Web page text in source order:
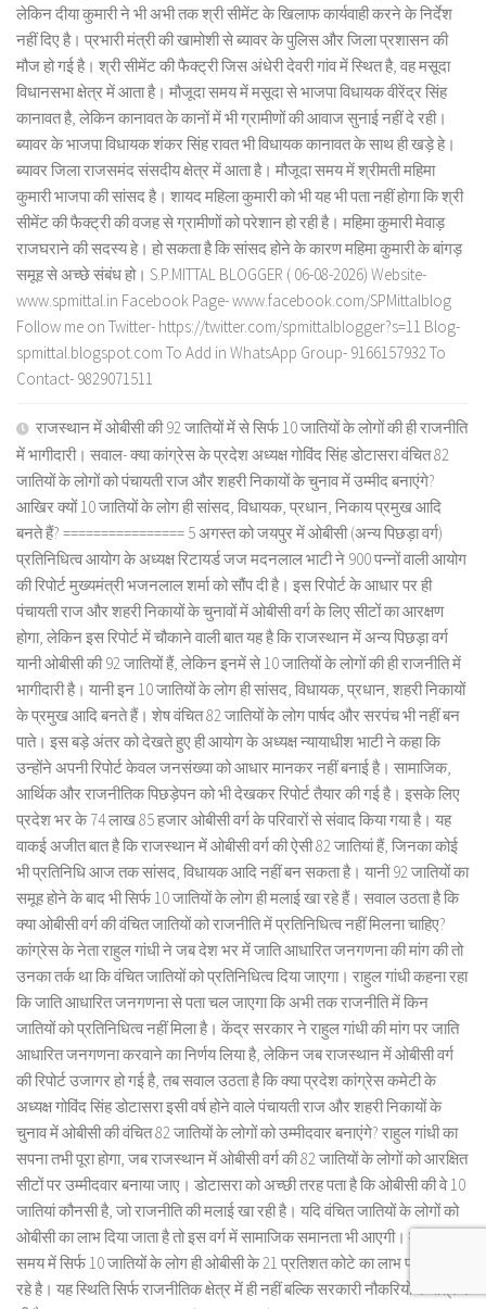
लेकिन दीया कुमारी ने भी अभी तक श्री सीमेंट के खिलाफ कार्यवाही करने के निर्देश
नहीं दिए है। प्रभारी मंत्री की खामोशी से ब्यावर के पुलिस और जिला प्रशासन की
मौज हो गई है। श्री सीमेंट की फैक्ट्री जिस अंधेरी देवरी गांव में स्थित है, वह मसूदा
विधानसभा क्षेत्र में आता है। मौजूदा समय में मसूदा से भाजपा विधायक वीरेंद्र सिंह
कानावत है, लेकिन कानावत के कानों में भी ग्रामीणों की आवाज सुनाई नहीं दे रही।
ब्यावर के भाजपा विधायक शंकर सिंह रावत भी विधायक कानावत के साथ ही खड़े हे।
ब्यावर जिला राजसमंद संसदीय क्षेत्र में आता है। मौजूदा समय में श्रीमती महिमा
कुमारी भाजपा की सांसद है। शायद महिला कुमारी को भी यह भी पता नहीं होगा कि श्री
सीमेंट की फैक्ट्री की वजह से ग्रामीणों को परेशान हो रही है। महिमा कुमारी मेवाड़
राजघराने की सदस्य हे। हो सकता है कि सांसद होने के कारण महिमा कुमारी के बांगड़
समूह से अच्छे संबंध हो। S.P.MITTAL BLOGGER ( 06-08-2026) Website-
www.spmittal.in Facebook Page- www.facebook.com/SPMittalblog
Follow me on Twitter- https://twitter.com/spmittalblogger?s=11 Blog-
spmittal.blogspot.com To Add in WhatsApp Group- 9166157932 To
Contact- 9829071511
राजस्थान में ओबीसी की 92 जातियों में से सिर्फ 10 जातियों के लोगों की ही राजनीति
में भागीदारी। सवाल- क्या कांग्रेस के प्रदेश अध्यक्ष गोविंद सिंह डोटासरा वंचित 82
जातियों के लोगों को पंचायती राज और शहरी निकायों के चुनाव में उम्मीद बनाएंगे?
आखिर क्यों 10 जातियों के लोग ही सांसद, विधायक, प्रधान, निकाय प्रमुख आदि
बनते हैं? ================ 5 अगस्त को जयपुर में ओबीसी (अन्य पिछड़ा वर्ग)
प्रतिनिधित्व आयोग के अध्यक्ष रिटायर्ड जज मदनलाल भाटी ने 900 पन्नों वाली आयोग
की रिपोर्ट मुख्यमंत्री भजनलाल शर्मा को सौंप दी है। इस रिपोर्ट के आधार पर ही
पंचायती राज और शहरी निकायों के चुनावों में ओबीसी वर्ग के लिए सीटों का आरक्षण
होगा, लेकिन इस रिपोर्ट में चौकाने वाली बात यह है कि राजस्थान में अन्य पिछड़ा वर्ग
यानी ओबीसी की 92 जातियों हैं, लेकिन इनमें से 10 जातियों के लोगों की ही राजनीति में
भागीदारी है। यानी इन 10 जातियों के लोग ही सांसद, विधायक, प्रधान, शहरी निकायों
के प्रमुख आदि बनते हैं। शेष वंचित 82 जातियों के लोग पार्षद और सरपंच भी नहीं बन
पाते। इस बड़े अंतर को देखते हुए ही आयोग के अध्यक्ष न्यायाधीश भाटी ने कहा कि
उन्होंने अपनी रिपोर्ट केवल जनसंख्या को आधार मानकर नहीं बनाई है। सामाजिक,
आर्थिक और राजनीतिक पिछड़ेपन को भी देखकर रिपोर्ट तैयार की गई है। इसके लिए
प्रदेश भर के 74 लाख 85 हजार ओबीसी वर्ग के परिवारों से संवाद किया गया है। यह
वाकई अजीत बात है कि राजस्थान में ओबीसी वर्ग की ऐसी 82 जातियां हैं, जिनका कोई
भी प्रतिनिधि आज तक सांसद, विधायक आदि नहीं बन सकता है। यानी 92 जातियों का
समूह होने के बाद भी सिर्फ 10 जातियों के लोग ही मलाई खा रहे हैं। सवाल उठता है कि
क्या ओबीसी वर्ग की वंचित जातियों को राजनीति में प्रतिनिधित्व नहीं मिलना चाहिए?
कांग्रेस के नेता राहुल गांधी ने जब देश भर में जाति आधारित जनगणना की मांग की तो
उनका तर्क था कि वंचित जातियों को प्रतिनिधित्व दिया जाएगा। राहुल गांधी कहना रहा
कि जाति आधारित जनगणना से पता चल जाएगा कि अभी तक राजनीति में किन
जातियों को प्रतिनिधित्व नहीं मिला है। केंद्र सरकार ने राहुल गांधी की मांग पर जाति
आधारित जनगणना करवाने का निर्णय लिया है, लेकिन जब राजस्थान में ओबीसी वर्ग
की रिपोर्ट उजागर हो गई है, तब सवाल उठता है कि क्या प्रदेश कांग्रेस कमेटी के
अध्यक्ष गोविंद सिंह डोटासरा इसी वर्ष होने वाले पंचायती राज और शहरी निकायों के
चुनाव में ओबीसी की वंचित 82 जातियों के लोगों को उम्मीदवार बनाएंगे? राहुल गांधी का
सपना तभी पूरा होगा, जब राजस्थान में ओबीसी वर्ग की 82 जातियों के लोगों को आरक्षित
सीटों पर उम्मीदवार बनाया जाए। डोटासरा को अच्छी तरह पता है कि ओबीसी की वे 10
जातियां कौनसी है, जो राजनीति की मलाई खा रही है। यदि वंचित जातियों के लोगों को
ओबीसी का लाभ दिया जाता है तो इस वर्ग में सामाजिक समानता भी आएगी। मौजूदा
समय में सिर्फ 10 जातियों के लोग ही ओबीसी के 21 प्रतिशत कोटे का लाभ प्राप्त कर
रहे है। यह स्थिति सिर्फ राजनीतिक क्षेत्र में ही नहीं बल्कि सरकारी नौकरियों के क्षेत्र में